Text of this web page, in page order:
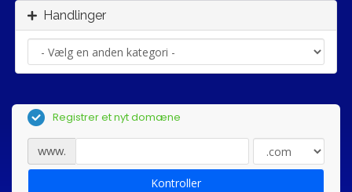
Handlinger
Registrer et nyt domæne
www.
Kontroller